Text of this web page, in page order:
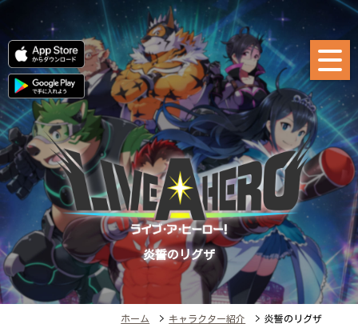
炎誓のリグザ
ホーム > キャラクター紹介 > 炎誓のリグザ